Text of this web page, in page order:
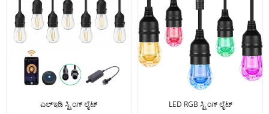
ಎಲ್ಇಡಿ ಸ್ಟ್ರಿಂಗ್ ಲೈಟ್ LED RGB ಸ್ಟ್ರಿಂಗ್ ಲೈಟ್